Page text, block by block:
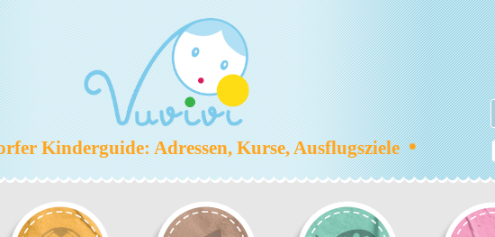
Kinderguide: Adressen, Kurse, Ausflugsziele•